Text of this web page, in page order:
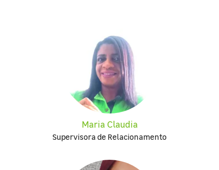
Maria Claudia
Supervisora de Relacionamento